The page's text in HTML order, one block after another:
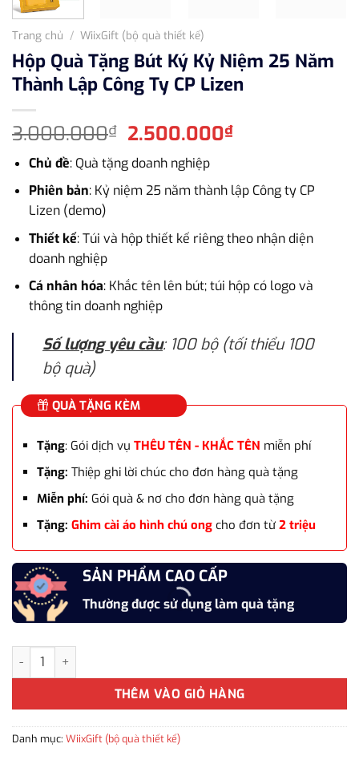
Trang chủ / WiixGift (bộ quà thiết kế)
Hộp Quà Tặng Bút Ký Kỷ Niệm 25 Năm
Thành Lập Công Ty CP Lizen
3.000.000₫ Giá
gốc
là:
3.000.000₫.
2.500.000₫Giá
là:
Chủ đề: Quà tặng doanh nghiệp
Phiên bản: Kỷ niệm 25 năm thành lập Công ty CP
Lizen (demo)
Thiết kế: Túi và hộp thiết kế riêng theo nhận diện
doanh nghiệp
Cá nhân hóa: Khắc tên lên bút; túi hộp có logo và
thông tin doanh nghiệp
Số lượng yêu cầu: 100 bộ (tối thiểu 100
bộ quà)
QUÀ TẶNG KÈM
Tặng: Gói dịch vụ THÊU TÊN - KHẮC TÊN miễn phí
Tặng: Thiệp ghi lời chúc cho đơn hàng quà tặng
Miễn phí: Gói quà & nơ cho đơn hàng quà tặng
Tặng: Ghim cài áo hình chú ongcho đơn từ 2 triệu
SẢN PHẨM CAO CẤP
Thường được sử dụng làm quà tặng
Hộp Quà Tặng Bút Ký Kỷ Niệm 25 Năm Thành Lập Công Ty CP
THÊM VÀO GIỎ HÀNG
Danh mục: WiixGift (bộ quà thiết kế)